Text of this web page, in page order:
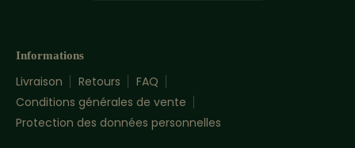
Informations
Livraison Retours
FAQ
Conditions générales de vente
Protection des données personnelles